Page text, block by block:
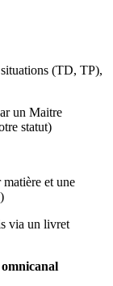
situations (TD, TP),
un Maitre
statut)
et une
via un livret